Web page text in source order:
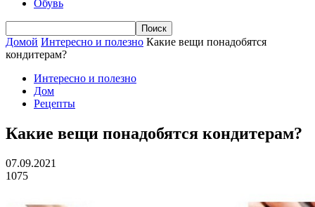
Обувь
Домой Интересно и полезно Какие вещи понадобятся
кондитерам?
Интересно и полезно
Дом
Рецепты
Какие вещи понадобятся кондитерам?
07.09.2021
1075